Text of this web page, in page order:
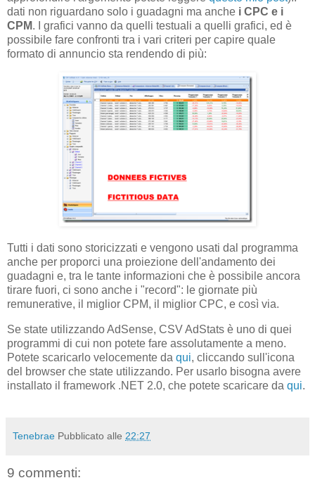
dati non riguardano solo i guadagni ma anche i CPC e i
CPM. I grafici vanno da quelli testuali a quelli grafici, ed è
possibile fare confronti tra i vari criteri per capire quale
formato di annuncio sta rendendo di più:
Tutti i dati sono storicizzati e vengono usati dal programma
anche per proporci una proiezione dell'andamento dei
guadagni e, tra le tante informazioni che è possibile ancora
tirare fuori, ci sono anche i "record": le giornate più
remunerative, il miglior CPM, il miglior CPC, e così via.
Se state utilizzando AdSense, CSV AdStats è uno di quei
programmi di cui non potete fare assolutamente a meno.
Potete scaricarlo velocemente da qui, cliccando sull'icona
del browser che state utilizzando. Per usarlo bisogna avere
installato il framework .NET 2.0, che potete scaricare da qui.
Tenebrae Pubblicato alle 22:27
9 commenti: